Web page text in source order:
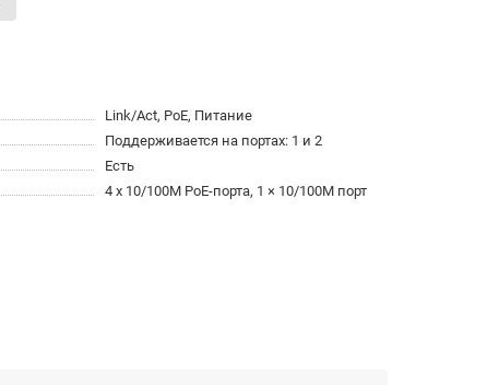
Link/Act, PoE, Питание
Поддерживается на портах: 1 и 2
Есть
4 x 10/100M PoE-порта, 1 × 10/100M порт